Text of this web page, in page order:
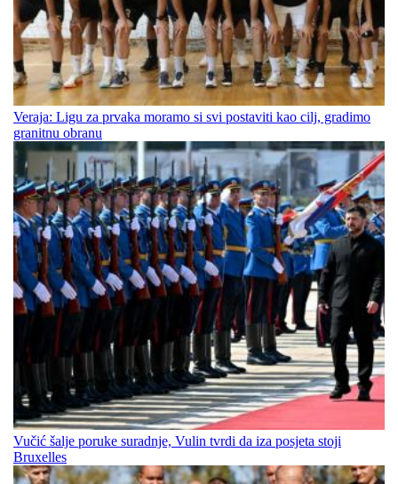
Veraja: Ligu za prvaka moramo si svi postaviti kao cilj, gradimo
granitnu obranu
Vučić šalje poruke suradnje, Vulin tvrdi da iza posjeta stoji
Bruxelles